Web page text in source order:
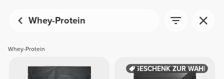
Whey-Protein
Whey-Protein
GESCHENK ZUR WAHL